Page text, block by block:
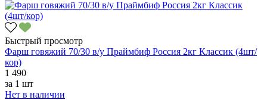
Быстрый просмотр
Фарш говяжий 70/30 в/у Праймбиф Россия 2кг Классик (4шт/
кор)
1 490
за 1 шт
Нет в наличии